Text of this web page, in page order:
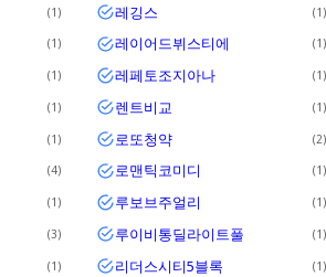
1 레깅스 1
1 레이어드뷔스티에 1
1 레페토조지아나 1
1 렌트비교 1
1 로또청약 2
4 로맨틱코미디 1
1 루보브주얼리 1
3 루이비통딜라이트풀 1
1 리더스시티5블록 1